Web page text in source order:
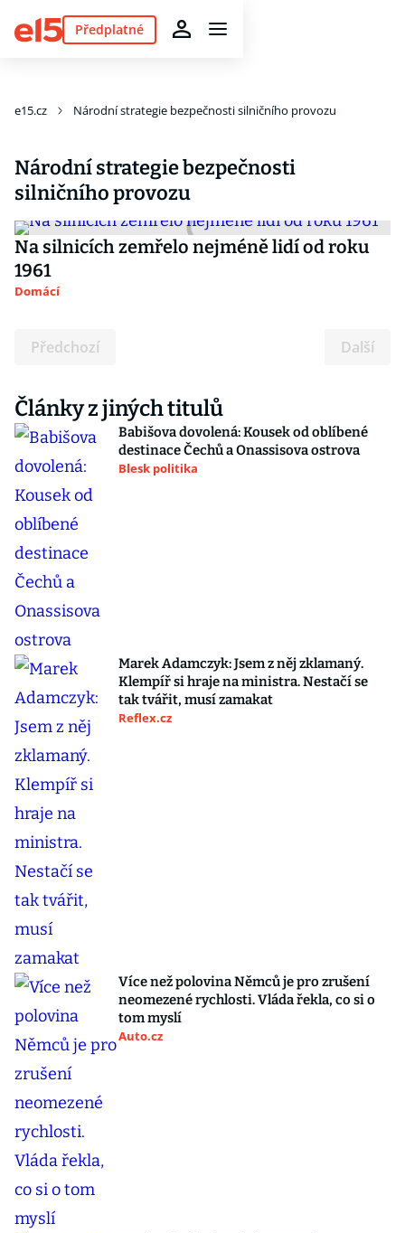
Předplatné
e15.cz Národní strategie bezpečnosti silničního provozu
Národní strategie bezpečnosti
silničního provozu
Na silnicích zemřelo nejméně lidí od roku
1961
Domácí
Předchozí Další
Články z jiných titulů
Babišova dovolená: Kousek od oblíbené
destinace Čechů a Onassisova ostrova
Blesk politika
Marek Adamczyk: Jsem z něj zklamaný.
Klempíř si hraje na ministra. Nestačí se
tak tvářit, musí zamakat
Reflex.cz
Více než polovina Němců je pro zrušení
neomezené rychlosti. Vláda řekla, co si o
tom myslí
Auto.cz